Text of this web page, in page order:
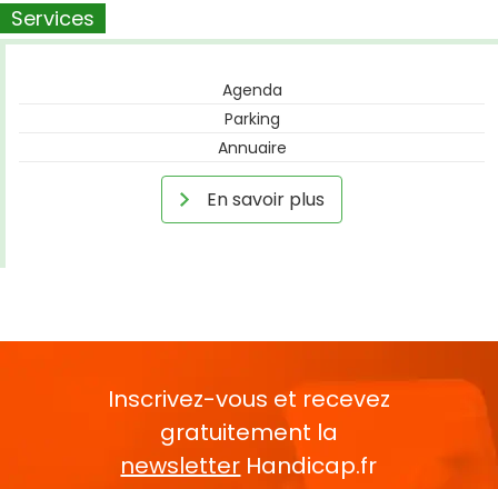
Services
Agenda
Parking
Annuaire
En savoir plus
Inscrivez-vous et recevez
gratuitement la
newsletter Handicap.fr